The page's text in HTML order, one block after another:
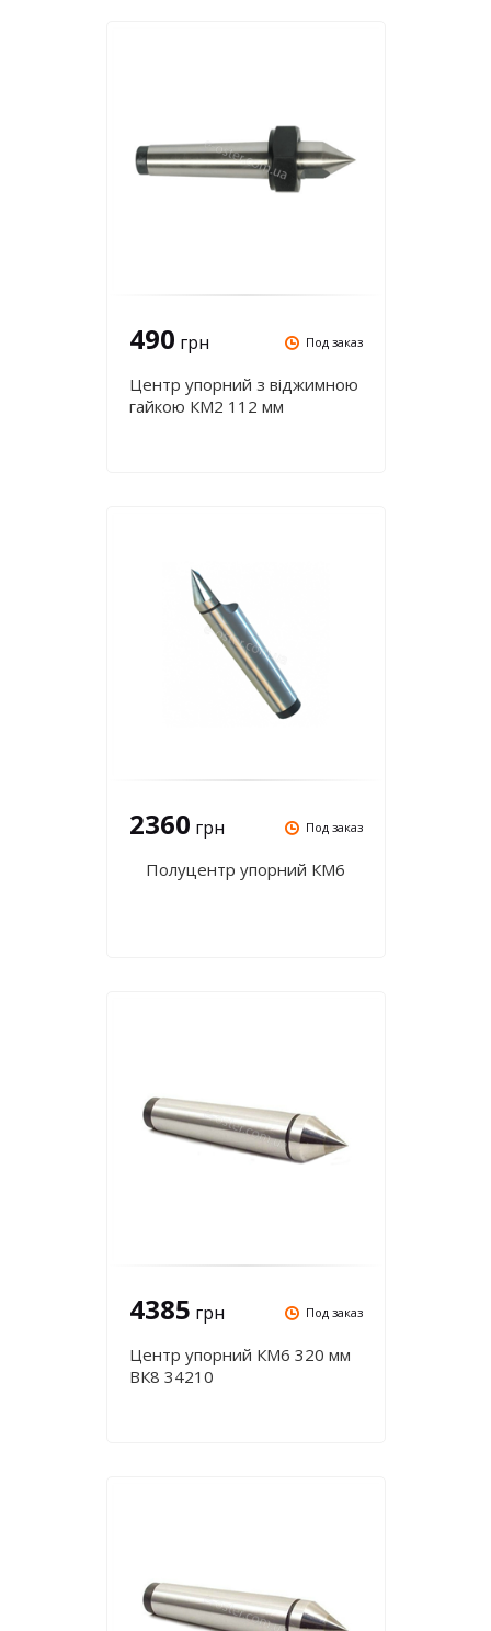
490 грн Под заказ
Центр упорний з віджимною
гайкою КМ2 112 мм
2360 грн Под заказ
Полуцентр упорний КМ6
4385 грн Под заказ
Центр упорний КМ6 320 мм
ВК8 34210